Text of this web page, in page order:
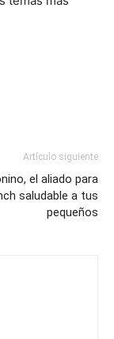
Artículo siguiente
el aliado para
saludable a tus
pequeños